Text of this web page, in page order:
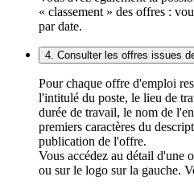
« classement » des offres :
par date.
4. Consulter les offres issues
Pour chaque offre d'emploi
l'intitulé du poste, le lieu de
durée de travail, le nom de
premiers caractères du
publication de l'offre.
Vous accédez au détail d'une
ou sur le logo sur la gauche.